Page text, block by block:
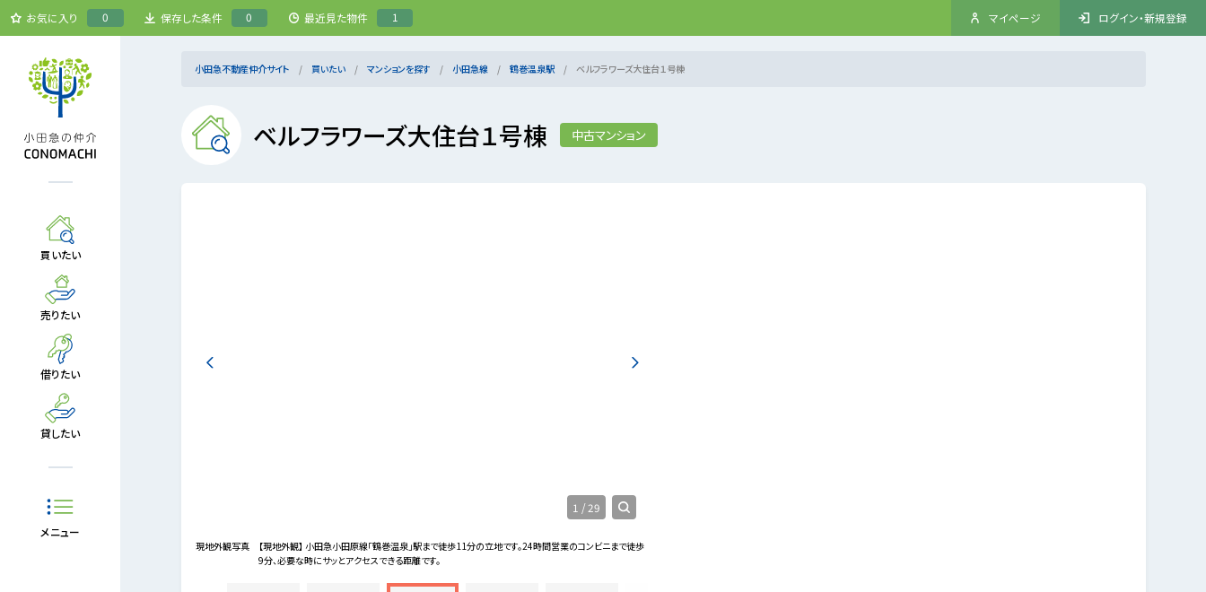
お気に入り 0 保存した条件 0 最近見た物件 1 マイページ ログイン・新規登録
買いたい
売りたい
借りたい
貸したい
メニュー
小田急不動産仲介サイト 買いたい マンションを探す 小田急線 鶴巻温泉駅 ベルフラワーズ大住台１号棟
ベルフラワーズ大住台１号棟 中古マンション
現地外観写真
【現地外観】 小田急小田原線「鶴巻温泉」駅まで徒歩11分の立地です。24時間営業のコンビニまで徒歩
9分、必要な時にサッとアクセスできる距離です。
1 / 29